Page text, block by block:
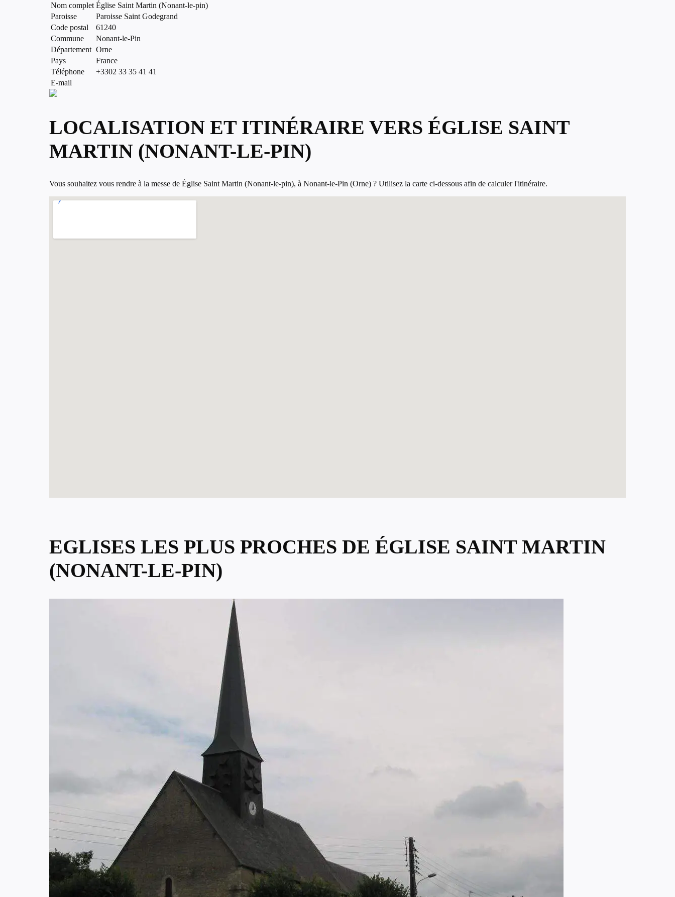
Nom complet Église Saint Martin (Nonant-le-pin)
Paroisse
Paroisse Saint Godegrand
Code postal
61240
Commune
Nonant-le-Pin
Département Orne
Pays
France
Téléphone
+3302 33 35 41 41
E-mail
LOCALISATION ET ITINÉRAIRE VERS ÉGLISE SAINT
MARTIN (NONANT-LE-PIN)
Vous souhaitez vous rendre à la messe de Église Saint Martin (Nonant-le-pin), à Nonant-le-Pin (Orne) ? Utilisez la carte ci-dessous afin de calculer l'itinéraire.
EGLISES LES PLUS PROCHES DE ÉGLISE SAINT MARTIN
(NONANT-LE-PIN)